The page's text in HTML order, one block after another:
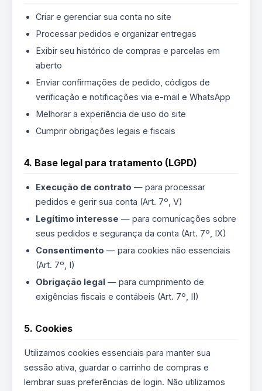
Criar e gerenciar sua conta no site
Processar pedidos e organizar entregas
Exibir seu histórico de compras e parcelas em
aberto
Enviar confirmações de pedido, códigos de
verificação e notificações via e-mail e WhatsApp
Melhorar a experiência de uso do site
Cumprir obrigações legais e fiscais
4. Base legal para tratamento (LGPD)
Execução de contrato — para processar
pedidos e gerir sua conta (Art. 7º, V)
Legítimo interesse — para comunicações sobre
seus pedidos e segurança da conta (Art. 7º, IX)
Consentimento — para cookies não essenciais
(Art. 7º, I)
Obrigação legal — para cumprimento de
exigências fiscais e contábeis (Art. 7º, II)
5. Cookies
Utilizamos cookies essenciais para manter sua
sessão ativa, guardar o carrinho de compras e
lembrar suas preferências de login. Não utilizamos